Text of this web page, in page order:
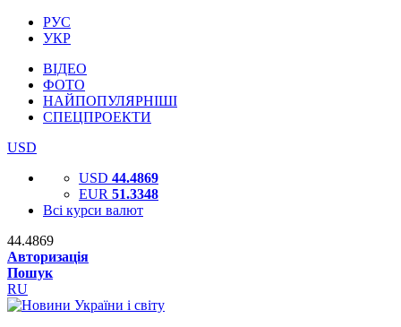
РУС
УКР
ВІДЕО
ФОТО
НАЙПОПУЛЯРНІШІ
СПЕЦПРОЕКТИ
USD
USD 44.4869
EUR 51.3348
Всі курси валют
44.4869
Авторизація
Пошук
RU